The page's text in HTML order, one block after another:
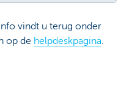
vindt u terug onder
op de helpdeskpagina.